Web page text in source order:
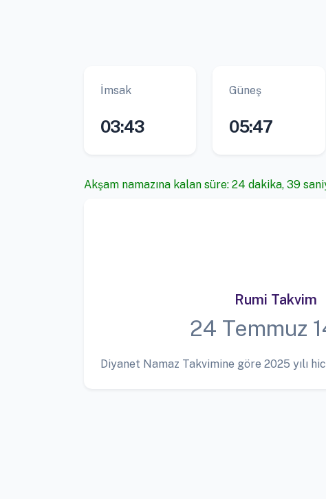
İmsak
03:43
Güneş
05:47
Akşam namazına kalan süre: 24 dakika, 38
Rumi Takvim
24 Temmuz
Diyanet Namaz Takvimine göre 2025 yılı